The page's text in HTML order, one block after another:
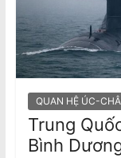
QUAN HỆ ÚC-
Trung
Bình